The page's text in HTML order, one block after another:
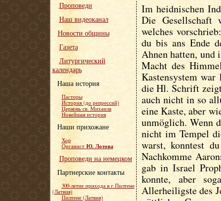
Im heidnischen
Die Gesellschaft
welches
du bis ans Ende
Ahnen hatten, und
Macht des
Kastensystem
die Hl. Schrift
auch nicht in so
eine Kaste, aber
unmöglich. Wenn
nicht im Tempel
warst, konntest
Nachkomme
gab in Israel
konnte, aber
Allerheiligste des
Проповеди
Наш видеоканал
Новости общины
Газета
Литургический
календарь
Наша история
Пасторы
История (до репрессий)
Церковь св. Михаила
Новейшая история
Наши прихожане
Хор
Органист Ю. Лотова
Проповеди на немецком
Партнерские контакты
300-летие прихода в г.Пилтене
(Латвия)
Пилтене (Латвия)